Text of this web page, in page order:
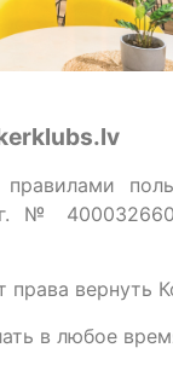
№
права вернуть
в любое